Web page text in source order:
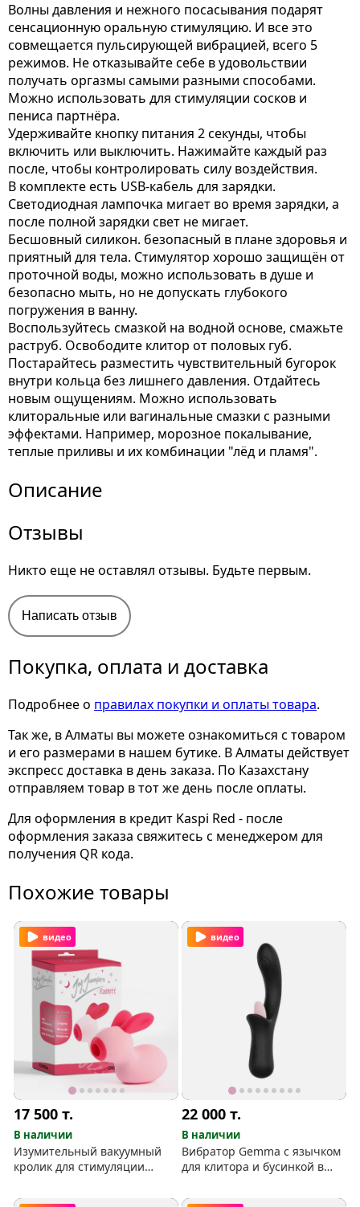
Волны давления и нежного посасывания подарят
сенсационную оральную стимуляцию. И все это
совмещается пульсирующей вибрацией, всего 5
режимов. Не отказывайте себе в удовольствии
получать оргазмы самыми разными способами.
Можно использовать для стимуляции сосков и
пениса партнёра.
Удерживайте кнопку питания 2 секунды, чтобы
включить или выключить. Нажимайте каждый раз
после, чтобы контролировать силу воздействия.
В комплекте есть USB-кабель для зарядки.
Светодиодная лампочка мигает во время зарядки, а
после полной зарядки свет не мигает.
Бесшовный силикон. безопасный в плане здоровья и
приятный для тела. Стимулятор хорошо защищён от
проточной воды, можно использовать в душе и
безопасно мыть, но не допускать глубокого
погружения в ванну.
Воспользуйтесь смазкой на водной основе, смажьте
раструб. Освободите клитор от половых губ.
Постарайтесь разместить чувствительный бугорок
внутри кольца без лишнего давления. Отдайтесь
новым ощущениям. Можно использовать
клиторальные или вагинальные смазки с разными
эффектами. Например, морозное покалывание,
теплые приливы и их комбинации "лёд и пламя".
Описание
Отзывы
Никто еще не оставлял отзывы. Будьте первым.
Написать отзыв
Покупка, оплата и доставка
Подробнее о правилах покупки и оплаты товара.
Так же, в Алматы вы можете ознакомиться с товаром
и его размерами в нашем бутике. В Алматы действует
экспресс доставка в день заказа. По Казахстану
отправляем товар в тот же день после оплаты.
Для оформления в кредит Kaspi Red - после
оформления заказа свяжитесь с менеджером для
получения QR кода.
Похожие товары
видео
17 500т.
В наличии
Изумительный вакуумный
кролик для стимуляции
видео
22 000т.
В наличии
Вибратор Gemma с язычком
для клитора и бусинкой в